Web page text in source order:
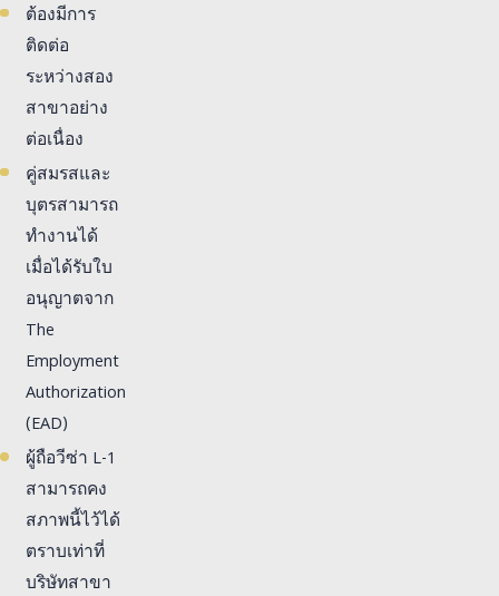
ต้องมีการ
ติดต่อ
ระหว่างสอง
สาขาอย่าง
ต่อเนื่อง
คู่สมรสและ
บุตรสามารถ
ทำงานได้
เมื่อได้รับใบ
อนุญาตจาก
The
Employment
Authorization
(EAD)
ผู้ถือวีซ่า L-1
สามารถคง
สภาพนี้ไว้ได้
ตราบเท่าที่
บริษัทสาขา